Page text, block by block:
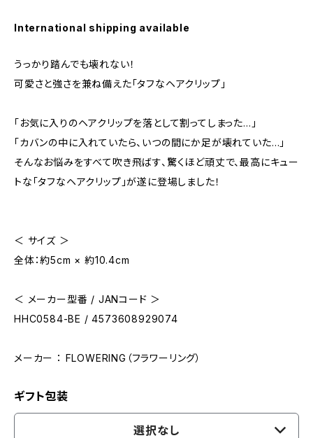
International shipping available
うっかり踏んでも壊れない！
可愛さと強さを兼ね備えた「タフなヘアクリップ」
「お気に入りのヘアクリップを落として割ってしまった…」
「カバンの中に入れていたら、いつの間にか足が壊れていた…」
そんなお悩みをすべて吹き飛ばす、驚くほど頑丈で、最高にキュー
トな「タフなヘアクリップ」が遂に登場しました！
＜ サイズ ＞
全体：約5cm × 約10.4cm
＜ メーカー型番 / JANコード ＞
HHC0584-BE / 4573608929074
メーカー ： FLOWERING（フラワーリング）
ギフト包装
選択なし